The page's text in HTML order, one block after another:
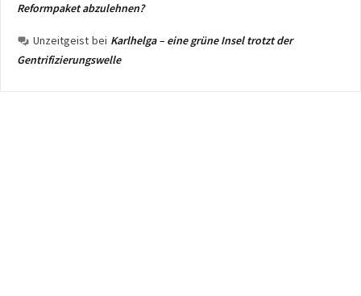
Reformpaket abzulehnen?
Unzeitgeist bei Karlhelga – eine grüne Insel trotzt der
Gentrifizierungswelle